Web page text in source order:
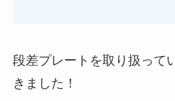
段差プレートを取り扱って
きました！